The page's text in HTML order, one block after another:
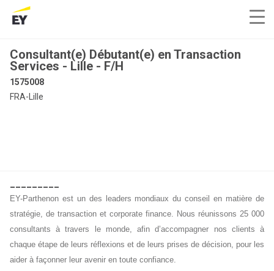
Consultant(e) Débutant(e) en Transaction
Services - Lille - F/H
1575008
FRA-Lille
EY-Parthenon est un des leaders mondiaux du conseil en matière de
stratégie, de transaction et corporate finance. Nous réunissons 25 000
consultants à travers le monde, afin d’accompagner nos clients à
chaque étape de leurs réflexions et de leurs prises de décision, pour les
aider à façonner leur avenir en toute confiance.